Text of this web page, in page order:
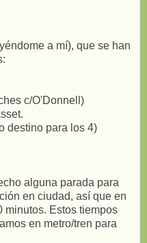
a mí), que se han
c/O'Donnell)
destino para los 4)
alguna parada para
en ciudad, así que en
minutos. Estos tiempos
en metro/tren para